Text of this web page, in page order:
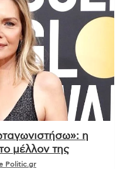
η
μέλλον της
Politic.gr